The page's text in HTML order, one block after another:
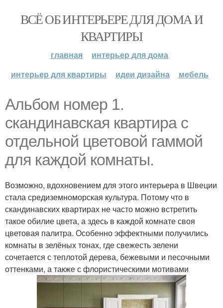
ВСЁ ОБ ИНТЕРЬЕРЕ ДЛЯ ДОМА И
КВАРТИРЫ
главная
интерьер для дома
интерьер для квартиры
идеи дизайна мебель
Альбом номер 1.
скандинавская квартира с
отдельной цветовой гаммой
для каждой комнаты.
Возможно, вдохновением для этого интерьера в Швеции
стала средиземноморская культура. Потому что в
скандинавских квартирах не часто можно встретить
такое обилие цвета, а здесь в каждой комнате своя
цветовая палитра. Особенно эффектными получились
комнаты в зелёных тонах, где свежесть зелени
сочетается с теплотой дерева, бежевыми и песочными
оттенками, а также с флористическими мотивами